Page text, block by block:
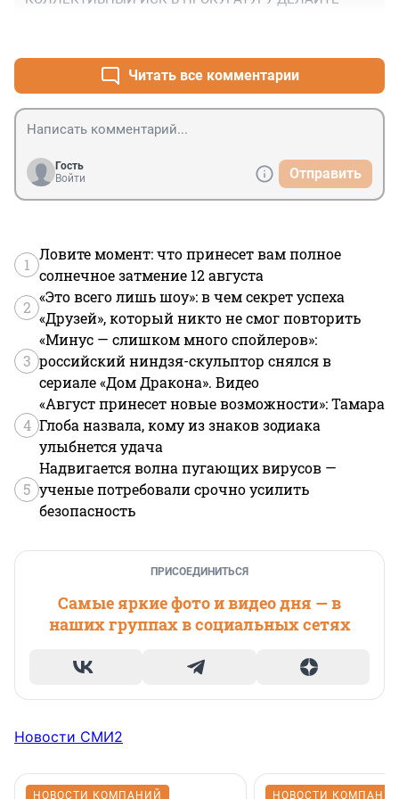
было бы невозможно. Три (ТРИ !!!) месяца без
Читать все комментарии
Гость
Войти
Отправить
1
Ловите момент: что принесет вам полное
солнечное затмение 12 августа
2
«Это всего лишь шоу»: в чем секрет успеха
«Друзей», который никто не смог повторить
3
«Минус — слишком много спойлеров»:
российский ниндзя-скульптор снялся в
сериале «Дом Дракона». Видео
4
«Август принесет новые возможности»: Тамара
Глоба назвала, кому из знаков зодиака
улыбнется удача
5
Надвигается волна пугающих вирусов —
ученые потребовали срочно усилить
безопасность
ПРИСОЕДИНИТЬСЯ
Самые яркие фото и видео дня — в
наших группах в социальных сетях
Новости СМИ2
НОВОСТИ КОМПАНИЙ НОВОСТИ